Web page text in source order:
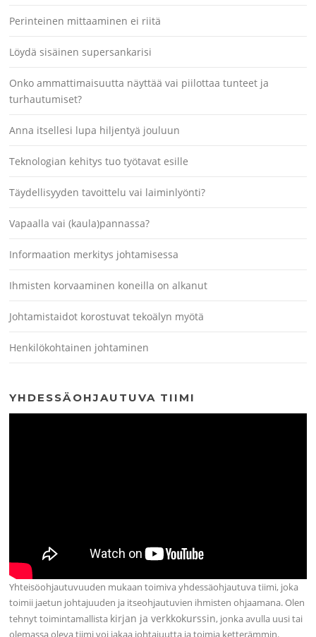
Perinteinen mittaaminen ei riitä
Löydä sisäinen supersankarisi
Onko ammattimaisuutta näyttää vai piilottaa tunteet ja
turhautumiset?
Anna itsellesi lupa hiljentyä jouluun
Teknologian kehitys tuo työtavat esille
Täydellisyyden tavoittelu vai laiminlyönti?
Vapaalla vai (kaula)pannassa?
Informaation merkitys johtamisessa
Ihmisten korvaaminen koneilla on alkanut
Johtamistaidot korostuvat tekoälyn myötä
Henkilökohtainen johtaminen
YHDESSÄOHJAUTUVA TIIMI
Yhteisöohjautuvuuden mukaan toimiva yhdessäohjautuva tiimi, joka
toimii jaetun johtajuuden ja itseohjautuvien ihmisten ohjaamana. Olen
tehnyt toimintamallista kirjan ja verkkokurssin, jonka avulla uusi tai
olemassa oleva tiimi voi jakaa johtajuutta ja toimia ketterämmin.